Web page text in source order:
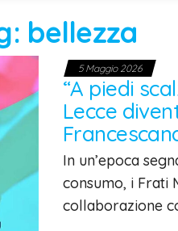
bellezza
5 Maggio 2026
“A piedi
Lecce
In un’epoca
consumo, i Frati
collaborazione